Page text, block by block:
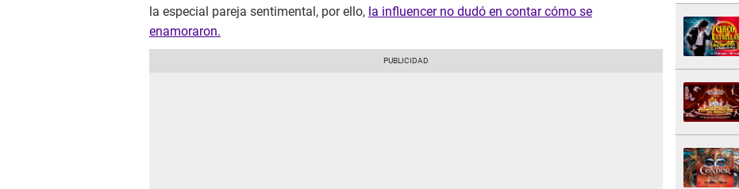
la especial pareja sentimental, por ello, la influencer no dudó en contar cómo se
enamoraron.